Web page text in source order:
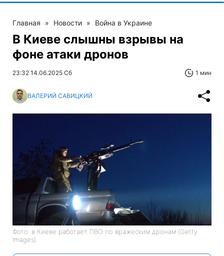
Главная » Новости » Война в Украине
В Киеве слышны взрывы на
фоне атаки дронов
23:32 14.06.2025 Сб 1 мин
ВАЛЕРИЙ САВИЦКИЙ
Фото: в Киеве работает ПВО по вражеским дронам (Getty
Images)